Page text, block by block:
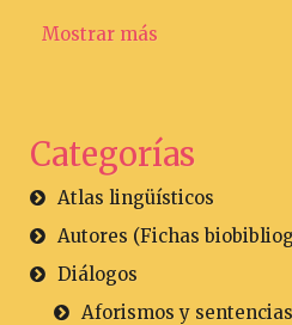
Mostrar más
Categorías
Atlas lingüísticos
Autores (Fichas
Diálogos
Aforismos y sentencias